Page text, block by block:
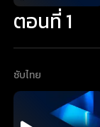
ตอนที่ 1
ซับไทย